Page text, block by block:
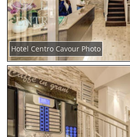
Hotel Centro Cavour Photo